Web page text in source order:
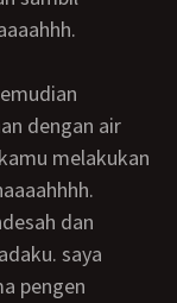
dengan air
melakukan
dan
saya
pengen